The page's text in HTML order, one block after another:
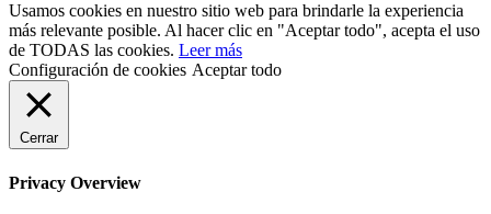
Usamos cookies en nuestro sitio web para brindarle la experiencia
más relevante posible. Al hacer clic en "Aceptar todo", acepta el uso
de TODAS las cookies. Leer más
Configuración de cookies Aceptar todo
Cerrar
Privacy Overview